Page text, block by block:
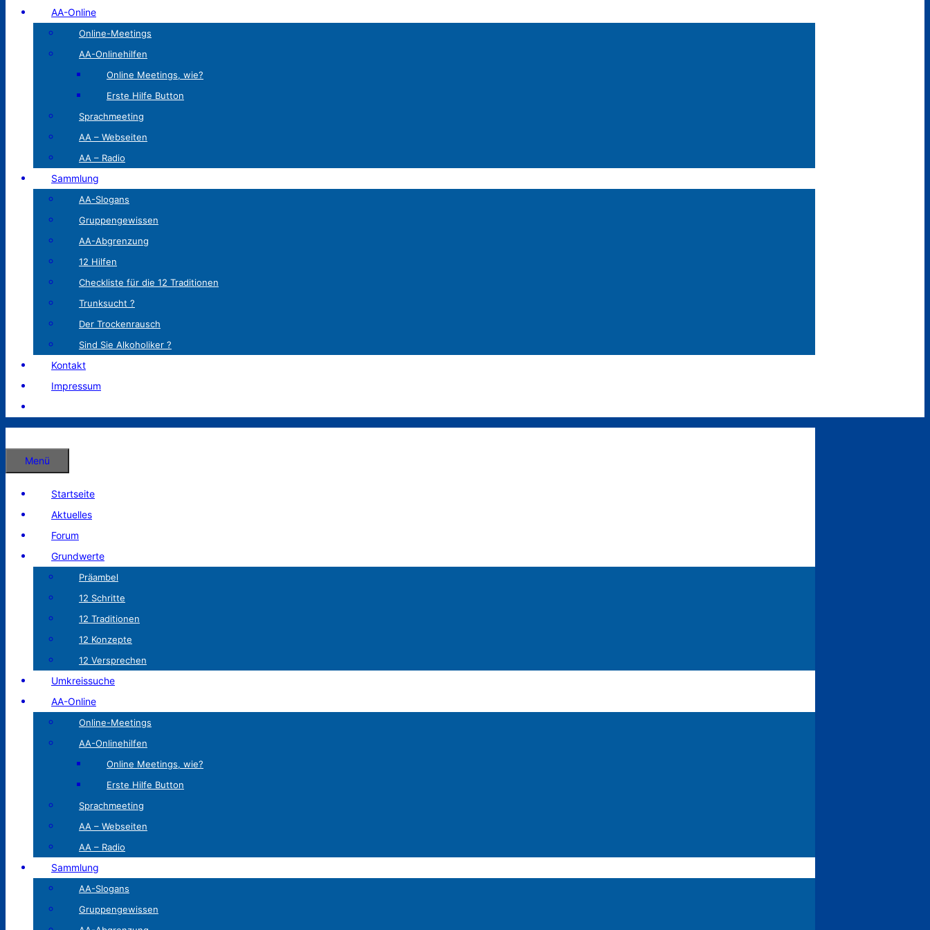
AA-Online
Online-Meetings
AA-Onlinehilfen
Online Meetings, wie?
Erste Hilfe Button
Sprachmeeting
AA – Webseiten
AA – Radio
Sammlung
AA-Slogans
Gruppengewissen
AA-Abgrenzung
12 Hilfen
Checkliste für die 12 Traditionen
Trunksucht ?
Der Trockenrausch
Sind Sie Alkoholiker ?
Kontakt
Impressum
Menü
Startseite
Aktuelles
Forum
Grundwerte
Präambel
12 Schritte
12 Traditionen
12 Konzepte
12 Versprechen
Umkreissuche
AA-Online
Online-Meetings
AA-Onlinehilfen
Online Meetings, wie?
Erste Hilfe Button
Sprachmeeting
AA – Webseiten
AA – Radio
Sammlung
AA-Slogans
Gruppengewissen